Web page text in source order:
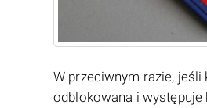
W przeciwnym razie, jeśli
odblokowana i występuje